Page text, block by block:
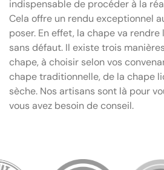
indispensable de procéder à la
Cela offre un rendu exceptionnel
poser. En effet, la chape va
sans défaut. Il existe trois
chape, à choisir selon vos
chape traditionnelle, de la chape
sèche. Nos artisans sont là pour
vous avez besoin de conseil.